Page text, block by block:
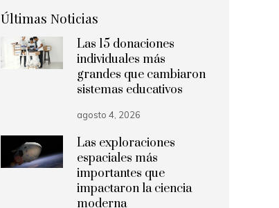
Últimas Noticias
Las 15 donaciones
individuales más
grandes que cambiaron
sistemas educativos
agosto 4, 2026
Las exploraciones
espaciales más
importantes que
impactaron la ciencia
moderna